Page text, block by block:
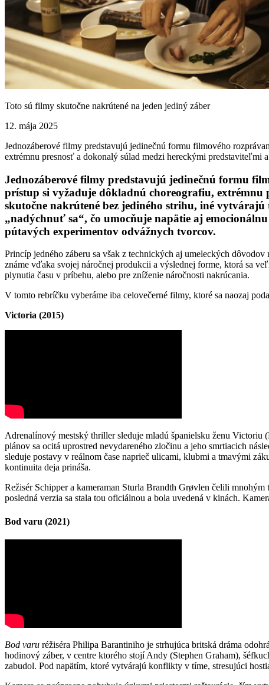
Toto sú filmy skutočne nakrútené na jeden jediný záber
12. mája 2025
Jednozáberové filmy predstavujú jedinečnú formu filmového
extrémnu presnosť a dokonalý súlad medzi hereckými
Jednozáberové filmy predstavujú jedinečnú formu
prístup si vyžaduje dôkladnú choreografiu,
skutočne nakrútené bez jediného strihu, iné
„nadýchnuť sa“, čo umocňuje napätie aj
pútavých experimentov odvážnych tvorcov.
Princíp jedného záberu sa však z technických aj umeleckých
známe vďaka svojej náročnej produkcii a výslednej forme, ktorá sa
plynutia času v príbehu, alebo pre zníženie náročnosti nakrúcania.
V tomto rebríčku vyberáme iba celovečerné filmy, ktoré sa naozaj
Victoria (2015)
Adrenalínový mestský thriller sleduje mladú španielsku ženu Victoriu
plánov sa ocitá uprostred nevydareného zločinu a jeho smrtiacich
sleduje postavy v reálnom čase naprieč ulicami, klubmi a tmavými
kontinuita deja prináša.
Režisér Schipper a kameraman Sturla Brandth Grøvlen čelili
posledná verzia sa stala tou oficiálnou a bola uvedená v kinách.
Bod varu (2021)
Bod varu réžiséra Philipa Barantiniho je strhujúca britská dráma
hodinový záber, v centre ktorého stojí Andy (Stephen Graham),
zabudol. Pod napätím, ktoré vytvárajú konflikty v tíme, stresujúci